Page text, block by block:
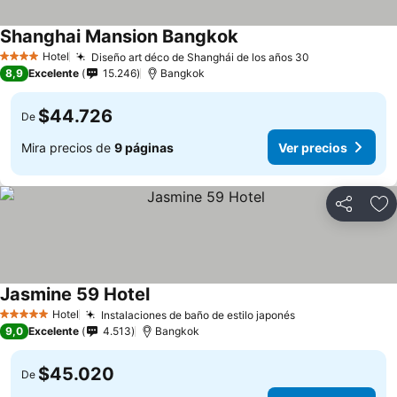
4 EstrellasHotel Diseño art déco de Shanghái de los años 30
Shanghai Mansion Bangkok
8,9 Excelente 15.246 Bangkok
De $44.726
Mira precios de 9 páginas Ver precios
Compartir
5 Estrellas Hotel Instalaciones de baño de estilo japonés
Jasmine 59 Hotel
9,0 Excelente 4.513 Bangkok
De $45.020